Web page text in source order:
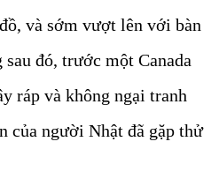
và sớm vượt lên với bàn
đó, trước một Canada
ráp và không ngại tranh
của người Nhật đã gặp thử